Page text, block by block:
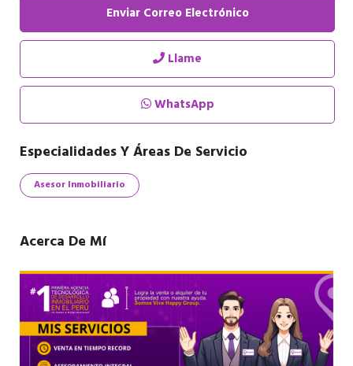
Enviar Correo Electrónico
Llame
WhatsApp
Especialidades Y Áreas De Servicio
Asesor Inmobiliario
Acerca De Mí